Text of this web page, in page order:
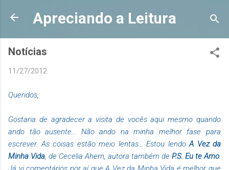
Pular para o conteúdo principal
Apreciando a Leitura
Notícias
11/27/2012
Queridos,
Gostaria de agradecer a visita de vocês aqui mesmo quando
ando tão ausente... Não ando na minha melhor fase para
escrever. As coisas estão meio lentas... Estou lendo A Vez da
Minha Vida , de Cecelia Ahern, autora também de P.S. Eu te Amo